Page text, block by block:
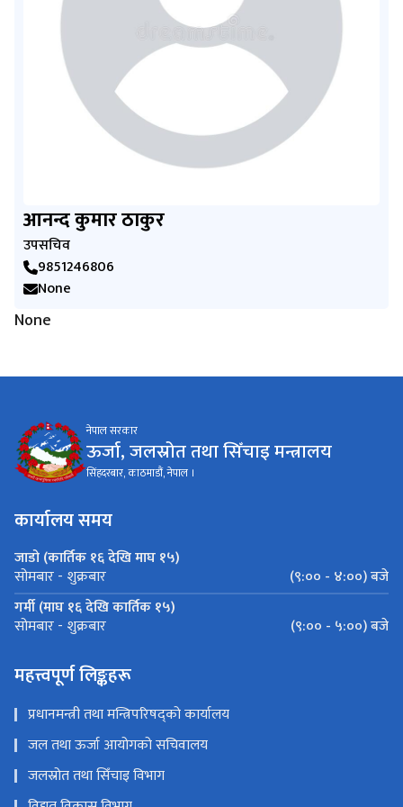
आनन्द कुमार ठाकुर
उपसचिव
9851246806
None
None
नेपाल सरकार
ऊर्जा, जलस्रोत तथा सिँचाइ मन्त्रालय
सिंहदरबार, काठमाडौं, नेपाल ।
कार्यालय समय
जाडो (कार्तिक १६ देखि माघ १५)
सोमबार - शुक्रबार
(९:०० - ४:००) बजे
गर्मी (माघ १६ देखि कार्तिक १५)
सोमबार - शुक्रबार (९:०० - ५:००) बजे
महत्त्वपूर्ण लिङ्कहरू
प्रधानमन्त्री तथा मन्त्रिपरिषद्को कार्यालय
जल तथा ऊर्जा आयोगको सचिवालय
जलस्रोत तथा सिँचाइ विभाग